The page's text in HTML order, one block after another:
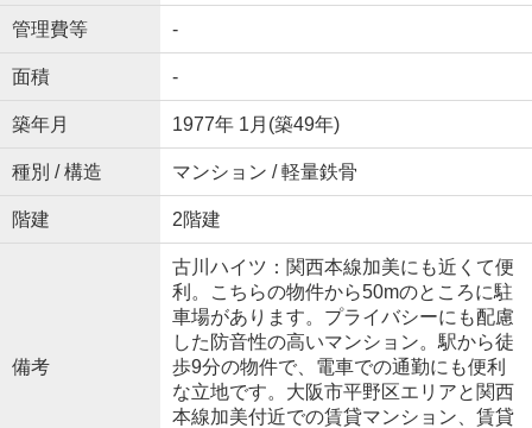
管理費等 -
面積 -
築年月 1977年 1月(築49年)
種別 / 構造 マンション / 軽量鉄骨
階建 2階建
備考
古川ハイツ：関西本線加美にも近くて便
利。こちらの物件から50mのところに駐
車場があります。プライバシーにも配慮
した防音性の高いマンション。駅から徒
歩9分の物件で、電車での通勤にも便利
な立地です。大阪市平野区エリアと関西
本線加美付近での賃貸マンション、賃貸